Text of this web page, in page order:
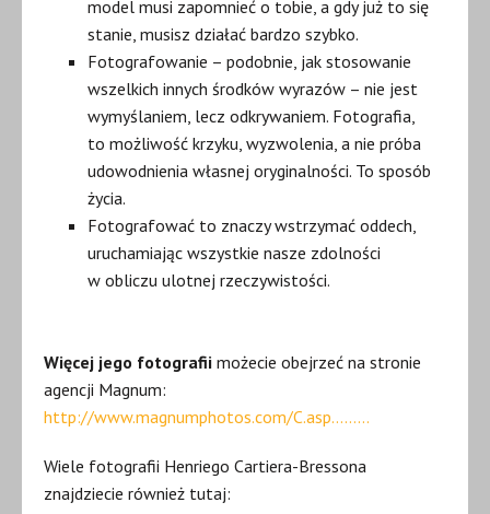
model musi zapomnieć o tobie, a gdy już to się
stanie, musisz działać bardzo szybko.
Fotografowanie – podobnie, jak stosowanie
wszelkich innych środków wyrazów – nie jest
wymyślaniem, lecz odkrywaniem. Fotografia,
to możliwość krzyku, wyzwolenia, a nie próba
udowodnienia własnej oryginalności. To sposób
życia.
Fotografować to znaczy wstrzymać oddech,
uruchamiając wszystkie nasze zdolności
w obliczu ulotnej rzeczywistości.
Więcej jego fotografii możecie obejrzeć na stronie
agencji Magnum:
http://www.magnumphotos.com/C.asp………
Wiele fotografii Henriego Cartiera-Bressona
znajdziecie również tutaj: